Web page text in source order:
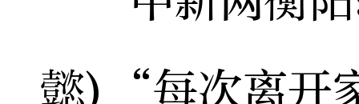
懿)“每次离开